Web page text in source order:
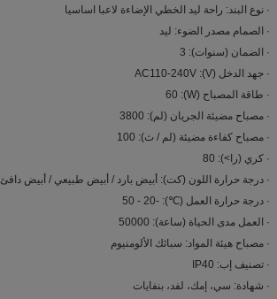
· نوع البند: راحة ليد الخطي الإضاءة لاعبا اساسيا
· الصمام مصدر الضوء: ليد
· الضمان (سنوات): 3
· جهد الدخل (V): AC110-240V
· طاقة المصباح (W): 60
· مصباح مضيئة الجريان (لم): 3800
· مصباح كفاءة مضيئة (لم / ث): 100
· كري (را>): 80
· درجة حرارة اللون (كت): أبيض بارد / أبيض طبيعي / أبيض دافئ
· درجة حرارة العمل (℃): -20 - 50
· العمل مدى الحياة (ساعة): 50000
· مصباح هيئة المواد: سبائك الألومنيوم
· تصنيف إب: IP40
· شهادة: سي، إمك، لفد، بنفايات